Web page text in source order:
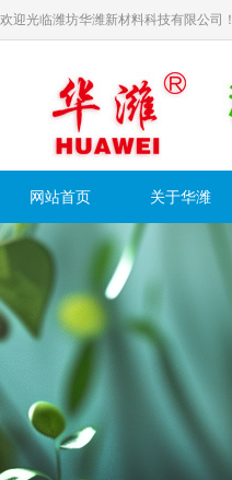
欢迎光临潍坊华潍新材料科技有限公司！
网站首页 关于华潍